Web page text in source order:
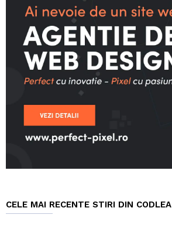
CELE MAI RECENTE STIRI DIN CODLEA